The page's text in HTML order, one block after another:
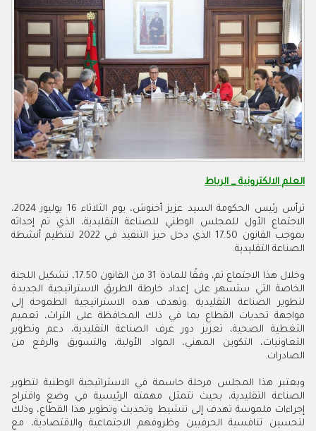
العلم الالكترونية _ الرباط
ترأس رئيس الحكومة السيد عزيز أخنوش، يوم الثلاثاء 16 يوليوز 2024،
الاجتماع الأول للمجلس الوطني للصناعة التقليدية، الذي تم إحداثه
بموجب القانون 50
.
17 الذي دخل حيز التنفيذ في 2022 لتنظيم أنشطة
الصناعة التقليدية.
وخلال هذا الاجتماع تم، وفقًا للمادة 31 من القانون 50 .
17، تشكيل اللجنة
الخاصة التي ستسهر على إعداد خارطة الطريق الاستراتيجية الجديدة
لتطوير الصناعة التقليدية.وتهدف هذه الاستراتيجية الطموحة إلى
مواجهة تحديات القطاع بما في ذلك المحافظة على التراث، تعميم
التغطية الصحية، تعزيز دور غرف الصناعة التقليدية، دعم وتطوير
التعاونيات، التكوين المهني، المواد الأولية، والتسويق والرفع من
الصادرات.
ويعتبر هذا المجلس مرحلة حاسمة في الاستراتيجية الوطنية لتطوير
الصناعة التقليدية، بحيث تتمثل مهمته الرئيسية في وضع واقتراح
إجراءات ملموسة تهدف إلى تنشيط وتحديث وتطوير هذا القطاع، وذلك
لتحسين تنافسية الحرفيين وظروفهم الاجتماعية والاقتصادية، مع